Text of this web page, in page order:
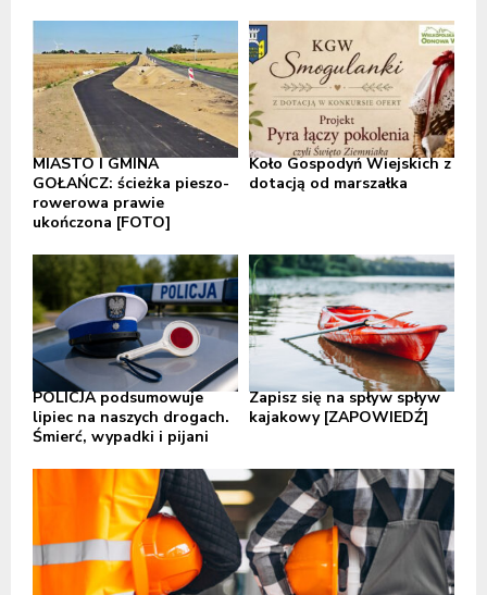
MIASTO I GMINA
GOŁAŃCZ: ścieżka pieszo-
rowerowa prawie
ukończona [FOTO]
Koło Gospodyń Wiejskich z
dotacją od marszałka
POLICJA podsumowuje
lipiec na naszych drogach.
Śmierć, wypadki i pijani
Zapisz się na spływ spływ
kajakowy [ZAPOWIEDŹ]